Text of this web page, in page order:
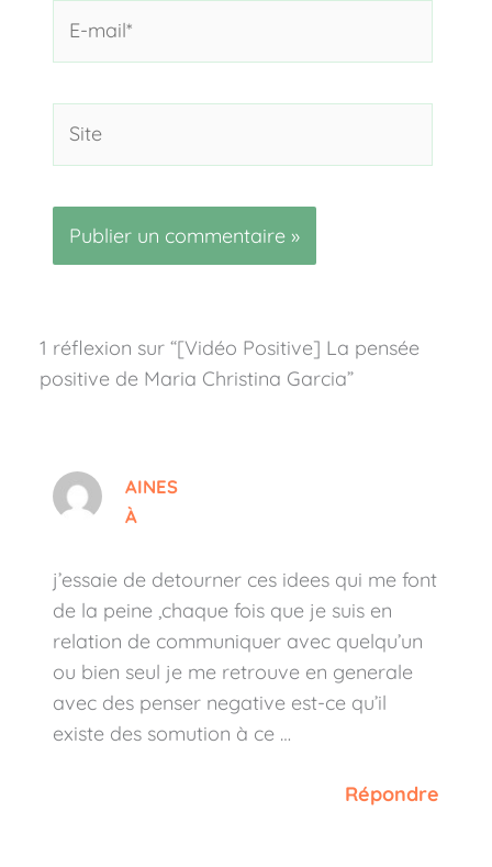
mail*
1 réflexion sur “[Vidéo Positive] La pensée
positive de Maria Christina Garcia”
AINES
À
j’essaie de detourner ces idees qui me font
de la peine ,chaque fois que je suis en
relation de communiquer avec quelqu’un
ou bien seul je me retrouve en generale
avec des penser negative est-ce qu’il
existe des somution à ce …
Répondre